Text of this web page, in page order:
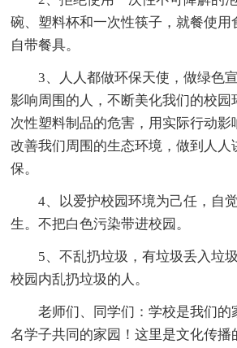
碗、塑料杯和一次性筷子，就餐使用
自带餐具。
3、人人都做环保天使，做绿色
影响周围的人，不断美化我们的校园
次性塑料制品的危害，用实际行动影
改善我们周围的生态环境，做到人人
保。
4、以爱护校园环境为己任，自
生。不把白色污染带进校园。
5、不乱扔垃圾，有垃圾丢入垃
校园内乱扔垃圾的人。
老师们、同学们：学校是我们的
名学子共同的家园！这里是文化传播